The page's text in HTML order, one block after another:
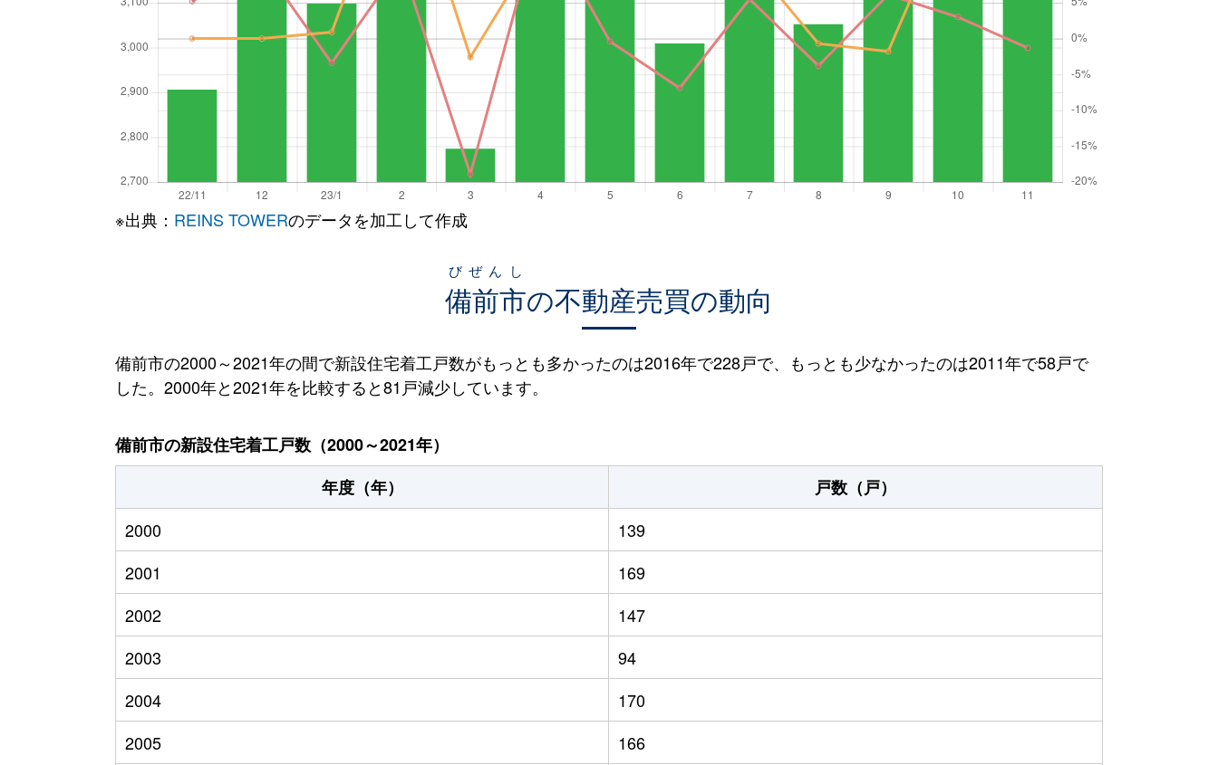
※出典： REINS TOWERのデータを加工して作成
備前市
びぜんし
の不動産売買の動向
備前市の2000～2021年の間で新設住宅着工戸数がもっとも多かったのは2016年で228戸で、もっとも少なかったのは2011年で58戸で
した。2000年と2021年を比較すると81戸減少しています。
備前市の新設住宅着工戸数（2000～2021年）
年度（年）
戸数（戸）
2000
139
2001
169
2002
147
2003
94
2004
170
2005
166